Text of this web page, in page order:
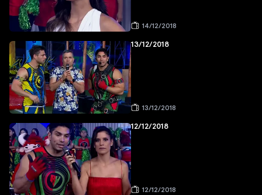
14/12/2018
13/12/2018
13/12/2018
12/12/2018
12/12/2018